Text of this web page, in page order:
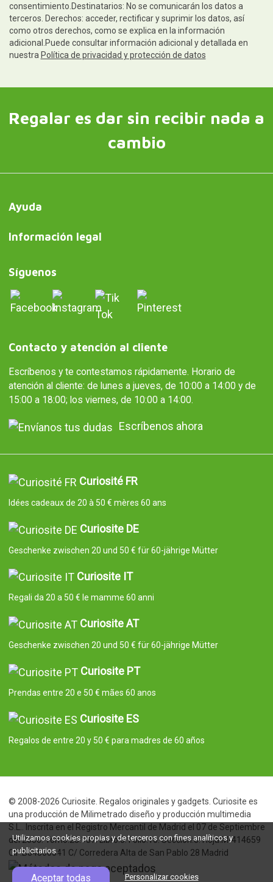
consentimiento.Destinatarios: No se comunicarán los datos a
terceros. Derechos: acceder, rectificar y suprimir los datos, así
como otros derechos, como se explica en la información
adicional.Puede consultar información adicional y detallada en
nuestra Política de privacidad y protección de datos
Regalar es dar sin recibir nada a
cambio
Ayuda
Información legal
Síguenos
Contacto y atención al cliente
Escríbenos y te contestamos rápidamente. Horario de
atención al cliente: de lunes a jueves, de 10:00 a 14:00 y de
15:00 a 18:00; los viernes, de 10:00 a 14:00.
Escríbenos ahora
Curiosité FR
Idées cadeaux de 20 à 50 € mères 60 ans
Curiosite DE
Geschenke zwischen 20 und 50 € für 60-jährige Mütter
Curiosite IT
Regali da 20 a 50 € le mamme 60 anni
Curiosite AT
Geschenke zwischen 20 und 50 € für 60-jährige Mütter
Curiosite PT
Prendas entre 20 e 50 € mães 60 anos
Curiosite ES
Regalos de entre 20 y 50 € para madres de 60 años
© 2008-2026 Curiosite. Regalos originales y gadgets. Curiosite es
una producción de Milimetrado diseño y producción multimedia
S.L.. Inscrita en el Registro Mercantil de Madrid el 07 de Septiembre
del 2006. Tomo:23.137. Libro:0. Folio:10. Seccion:8. Hoja:M-414659
CIF:B84800341 C/ Corredera Alta de San Pablo 28 Madrid
Utilizamos cookies propias y de terceros con fines analíticos y
publicitarios.
Aceptar todas Personalizar cookies